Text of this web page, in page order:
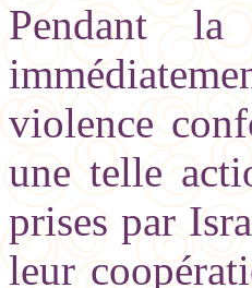
Pendant la
violence
une telle
prises par
leur